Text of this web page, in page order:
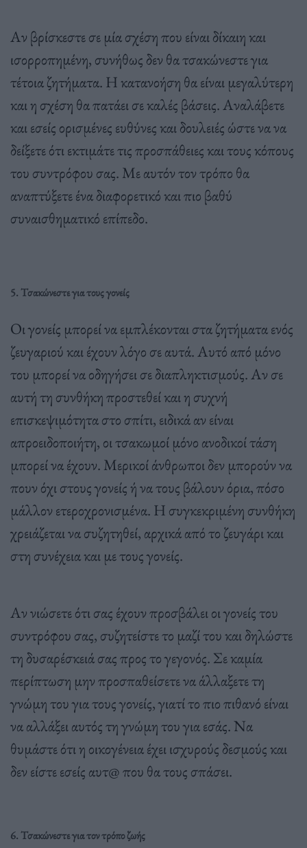
Αν βρίσκεστε σε μία σχέση που είναι δίκαιη και
ισορροπημένη, συνήθως δεν θα τσακώνεστε για
τέτοια ζητήματα. Η κατανοήση θα είναι μεγαλύτερη
και η σχέση θα πατάει σε καλές βάσεις. Αναλάβετε
και εσείς ορισμένες ευθύνες και δουλειές ώστε να να
δείξετε ότι εκτιμάτε τις προσπάθειες και τους κόπους
του συντρόφου σας. Με αυτόν τον τρόπο θα
αναπτύξετε ένα διαφορετικό και πιο βαθύ
συναισθηματικό επίπεδο.
5. Τσακώνεστε για τους γονείς
Οι γονείς μπορεί να εμπλέκονται στα ζητήματα ενός
ζευγαριού και έχουν λόγο σε αυτά. Αυτό από μόνο
του μπορεί να οδηγήσει σε διαπληκτισμούς. Αν σε
αυτή τη συνθήκη προστεθεί και η συχνή
επισκεψιμότητα στο σπίτι, ειδικά αν είναι
απροειδοποιήτη, οι τσακωμοί μόνο ανοδικοί τάση
μπορεί να έχουν. Μερικοί άνθρωποι δεν μπορούν να
πουν όχι στους γονείς ή να τους βάλουν όρια, πόσο
μάλλον ετεροχρονισμένα. Η συγκεκριμένη συνθήκη
χρειάζεται να συζητηθεί, αρχικά από το ζευγάρι και
στη συνέχεια και με τους γονείς.
Αν νιώσετε ότι σας έχουν προσβάλει οι γονείς του
συντρόφου σας, συζητείστε το μαζί του και δηλώστε
τη δυσαρέσκειά σας προς το γεγονός. Σε καμία
περίπτωση μην προσπαθείσετε να άλλαξετε τη
γνώμη του για τους γονείς, γιατί το πιο πιθανό είναι
να αλλάξει αυτός τη γνώμη του για εσάς. Να
θυμάστε ότι η οικογένεια έχει ισχυρούς δεσμούς και
δεν είστε εσείς αυτ@ που θα τους σπάσει.
6. Τσακώνεστε για τον τρόπο ζωής